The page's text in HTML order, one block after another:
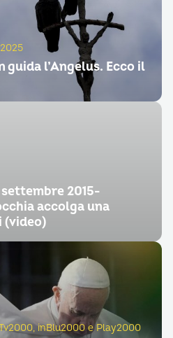
guida l’Angelus. Ecco il
2015-
accolga una
inBlu2000 e Play2000